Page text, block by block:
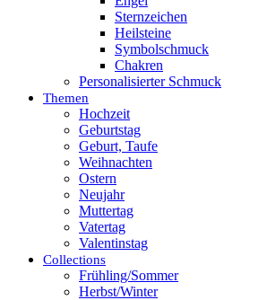
Sternzeichen
Heilsteine
Symbolschmuck
Chakren
Personalisierter Schmuck
Themen
Hochzeit
Geburtstag
Geburt, Taufe
Weihnachten
Ostern
Neujahr
Muttertag
Vatertag
Valentinstag
Collections
Frühling/Sommer
Herbst/Winter